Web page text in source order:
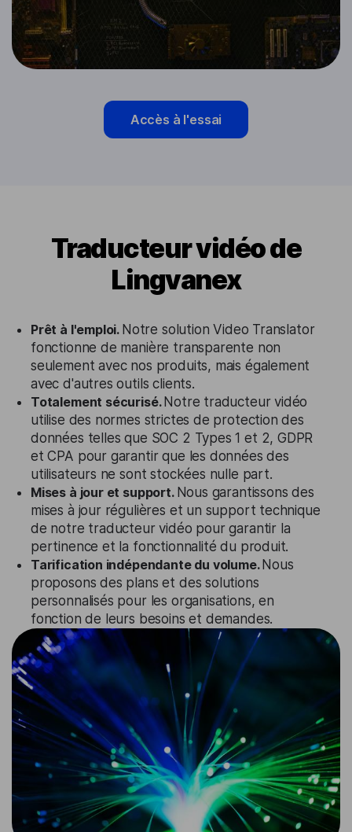
Accès à l'essai
Traducteur vidéo de
Lingvanex
Prêt à l'emploi. Notre solution Video Translator
fonctionne de manière transparente non
seulement avec nos produits, mais également
avec d'autres outils clients.
Totalement sécurisé. Notre traducteur vidéo
utilise des normes strictes de protection des
données telles que SOC 2 Types 1 et 2, GDPR
et CPA pour garantir que les données des
utilisateurs ne sont stockées nulle part.
Mises à jour et support. Nous garantissons des
mises à jour régulières et un support technique
de notre traducteur vidéo pour garantir la
pertinence et la fonctionnalité du produit.
Tarification indépendante du volume. Nous
proposons des plans et des solutions
personnalisés pour les organisations, en
fonction de leurs besoins et demandes.